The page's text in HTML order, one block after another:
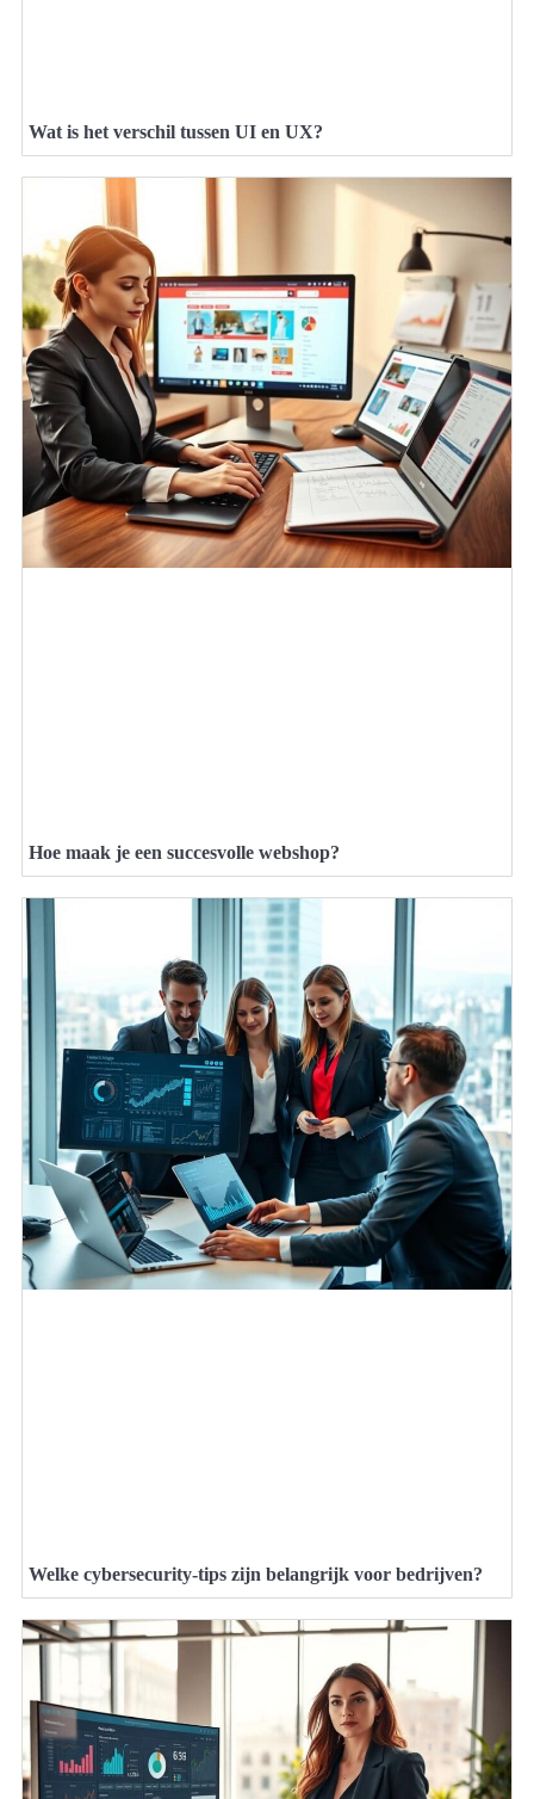
Wat is het verschil tussen UI en UX?
Hoe maak je een succesvolle webshop?
Welke cybersecurity-tips zijn belangrijk voor bedrijven?